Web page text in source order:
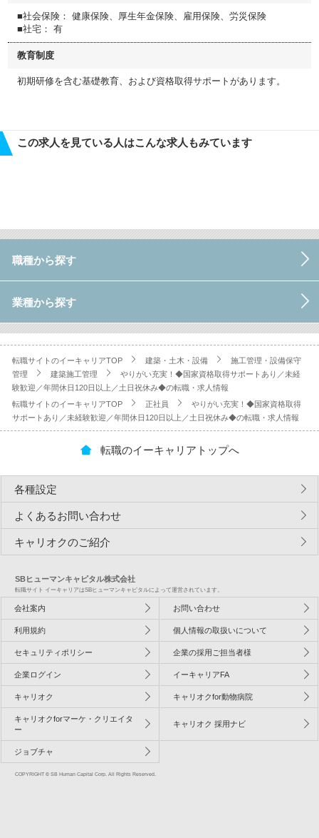
■社会保険： 健康保険、厚生年金保険、雇用保険、労災保険
■社宅： 有
教育制度
初期研修を含む基礎教育、および資格取得サポートがあります。
この求人を見ている人はこんな求人もみています
職種から探す
業種から探す
転職サイトのイーキャリアTOP 建築・土木・設備
施工管理・設備保守
管理
建築施工管理
やりがい充実！◆国家資格取得サポートあり／未経
験歓迎／年間休日120日以上／土日祝休み◆の転職・求人情報
転職サイトのイーキャリアTOP
正社員
やりがい充実！◆国家資格取得
サポートあり／未経験歓迎／年間休日120日以上／土日祝休み◆の転職・求人情報
転職のイーキャリアトップへ
各種設定
よくあるお問い合わせ
キャリオクのご紹介
SBヒューマンキャピタル株式会社
転職サイト イーキャリアはSBヒューマンキャピタルによって運営されています。
会社案内 お問い合わせ
利用規約 個人情報の取扱いについて
セキュリティポリシー 企業の採用ご担当者様
企業ログイン イーキャリアFA
キャリオク キャリオクfor動物病院
キャリオクforマーケ・クリエイタ
ー
キャリオク 採用ナビ
ジョブチャ
COPYRIGHT © SB Human Capital Corp. All Rights Reserved.